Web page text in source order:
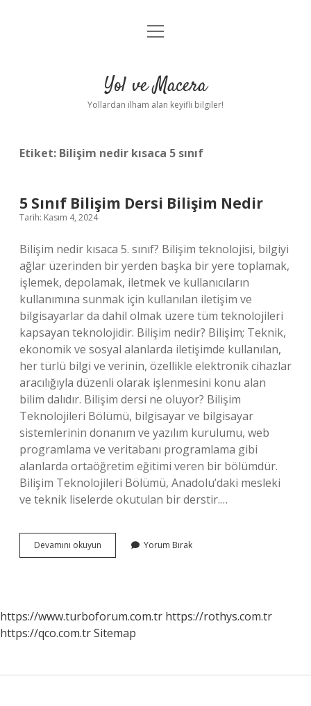
Anasayfa
Yasal Uyarı
menüyü
Yol ve Macera
Yollardan ilham alan keyifli bilgiler!
Etiket: Bilişim nedir kısaca 5 sınıf
5 Sınıf Bilişim Dersi Bilişim Nedir
Tarih: Kasım 4, 2024
Bilişim nedir kısaca 5. sınıf? Bilişim teknolojisi, bilgiyi
ağlar üzerinden bir yerden başka bir yere toplamak,
işlemek, depolamak, iletmek ve kullanıcıların
kullanımına sunmak için kullanılan iletişim ve
bilgisayarlar da dahil olmak üzere tüm teknolojileri
kapsayan teknolojidir. Bilişim nedir? Bilişim; Teknik,
ekonomik ve sosyal alanlarda iletişimde kullanılan,
her türlü bilgi ve verinin, özellikle elektronik cihazlar
aracılığıyla düzenli olarak işlenmesini konu alan
bilim dalıdır. Bilişim dersi ne oluyor? Bilişim
Teknolojileri Bölümü, bilgisayar ve bilgisayar
sistemlerinin donanım ve yazılım kurulumu, web
programlama ve veritabanı programlama gibi
alanlarda ortaöğretim eğitimi veren bir bölümdür.
Bilişim Teknolojileri Bölümü, Anadolu’daki mesleki
ve teknik liselerde okutulan bir derstir.…
Devamını okuyun
Sınıf
Yorum Bırak
https://www.turboforum.com.tr https://rothys.com.tr
https://qco.com.trSitemap